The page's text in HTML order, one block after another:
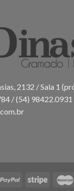
2132 / Sala 1
/ (54) 98422.0931